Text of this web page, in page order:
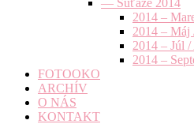
2014 –
2014 – Máj
2014 – Júl
2014 –
FOTOOKO
ARCHÍV
O NÁS
KONTAKT